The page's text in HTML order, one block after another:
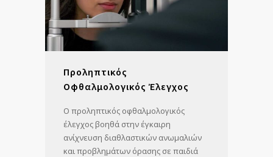
Προληπτικός
Οφθαλμολογικός Έλεγχος
Ο προληπτικός οφθαλμολογικός
έλεγχος βοηθά στην έγκαιρη
ανίχνευση διαθλαστικών ανωμαλιών
και προβλημάτων όρασης σε παιδιά